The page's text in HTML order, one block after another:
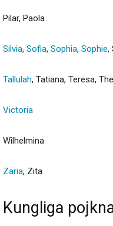
Pilar, Paola
Silvia, Sofia, Sophia, Sophie,
Tallulah, Tatiana, Teresa,
Victoria
Wilhelmina
Zaria, Zita
Kungliga